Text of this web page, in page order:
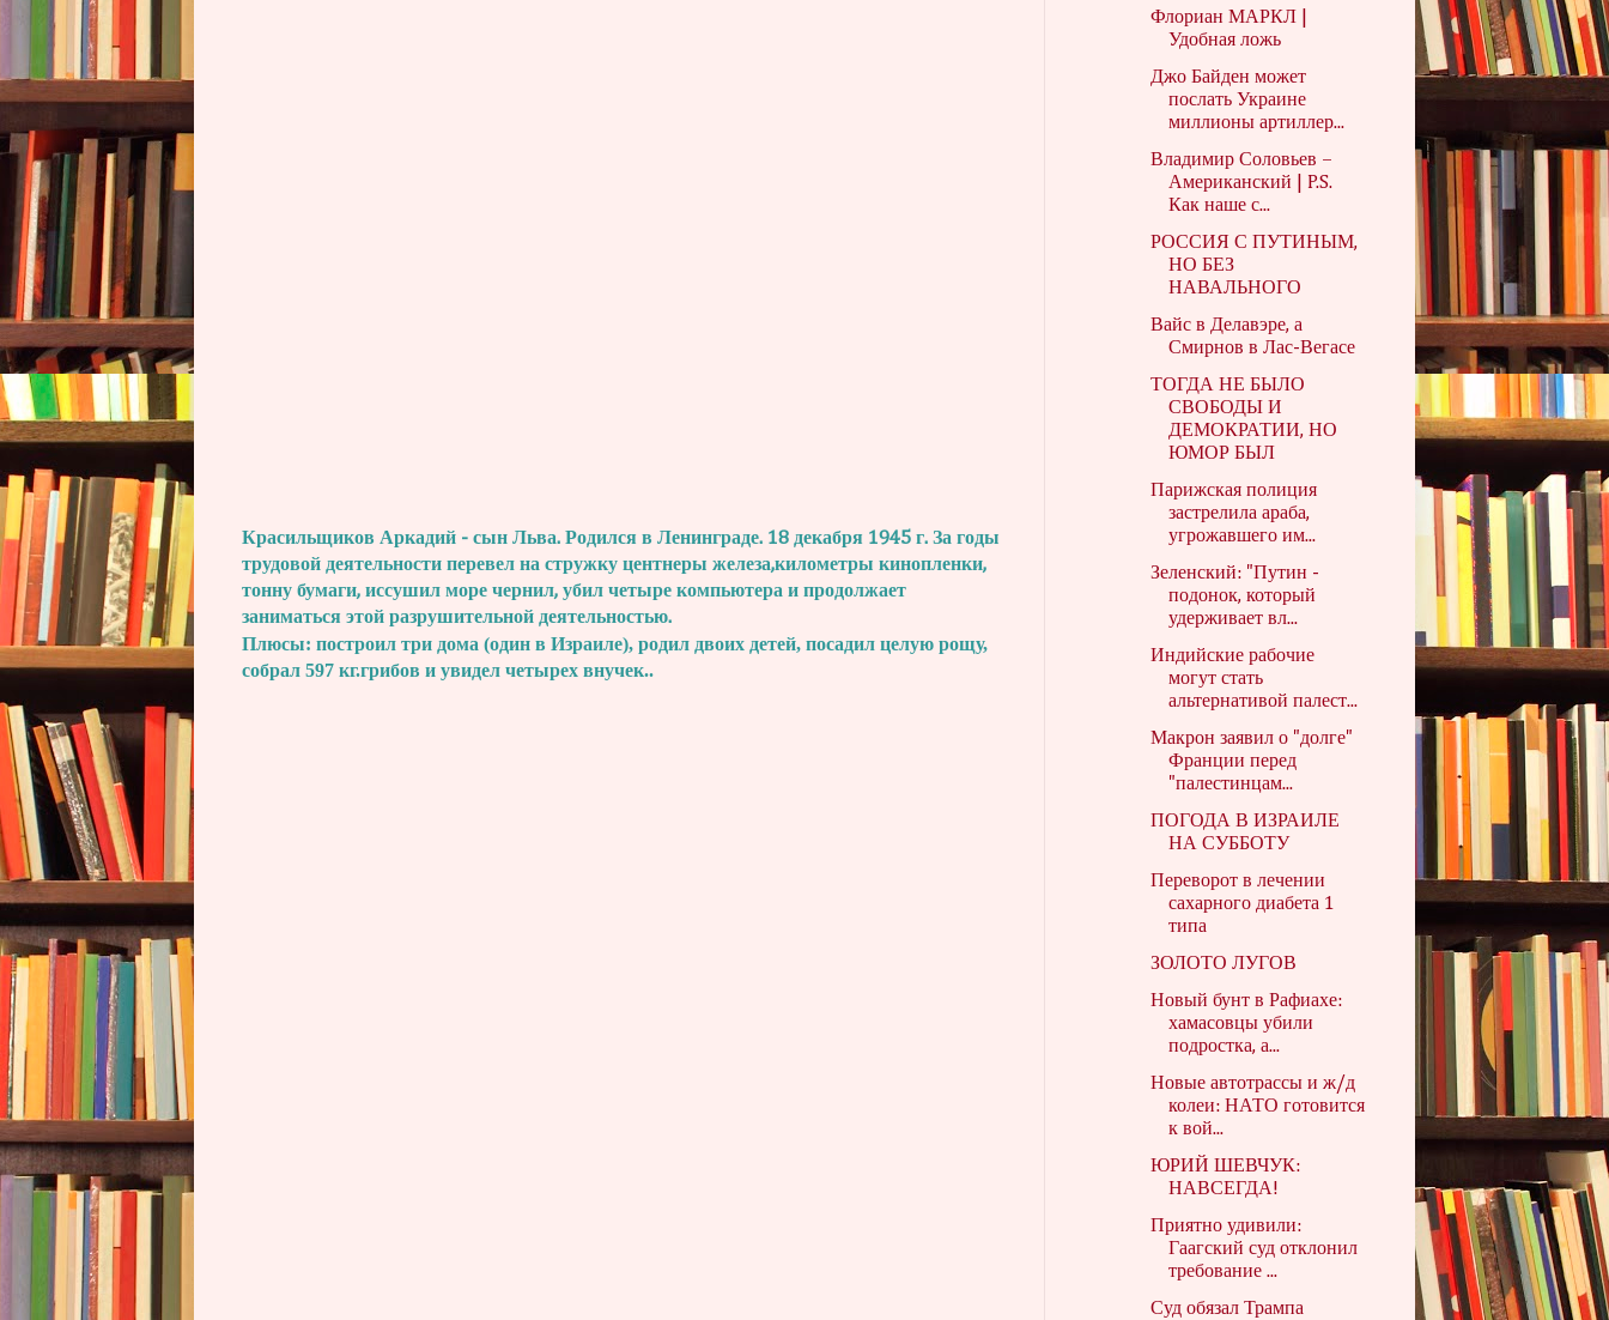
Красильщиков Аркадий - сын Льва. Родился в Ленинграде. 18 декабря 1945 г. За годы
трудовой деятельности перевел на стружку центнеры железа,километры кинопленки,
тонну бумаги, иссушил море чернил, убил четыре компьютера и продолжает
заниматься этой разрушительной деятельностью.
Плюсы: построил три дома (один в Израиле), родил двоих детей, посадил целую рощу,
собрал 597 кг.грибов и увидел четырех внучек..
Флориан МАРКЛ |
Удобная ложь
Джо Байден может
послать Украине
миллионы артиллер...
Владимир Соловьев –
Американский | P.S.
Как наше с...
РОССИЯ С ПУТИНЫМ,
НО БЕЗ
НАВАЛЬНОГО
Вайс в Делавэре, а
Смирнов в Лас-Вегасе
ТОГДА НЕ БЫЛО
СВОБОДЫ И
ДЕМОКРАТИИ, НО
ЮМОР БЫЛ
Парижская полиция
застрелила араба,
угрожавшего им...
Зеленский: "Путин -
подонок, который
удерживает вл...
Индийские рабочие
могут стать
альтернативой палест...
Макрон заявил о "долге"
Франции перед
"палестинцам...
ПОГОДА В ИЗРАИЛЕ
НА СУББОТУ
Переворот в лечении
сахарного диабета 1
типа
ЗОЛОТО ЛУГОВ
Новый бунт в Рафиахе:
хамасовцы убили
подростка, а...
Новые автотрассы и ж/д
колеи: НАТО готовится
к вой...
ЮРИЙ ШЕВЧУК:
НАВСЕГДА!
Приятно удивили:
Гаагский суд отклонил
требование ...
Суд обязал Трампа